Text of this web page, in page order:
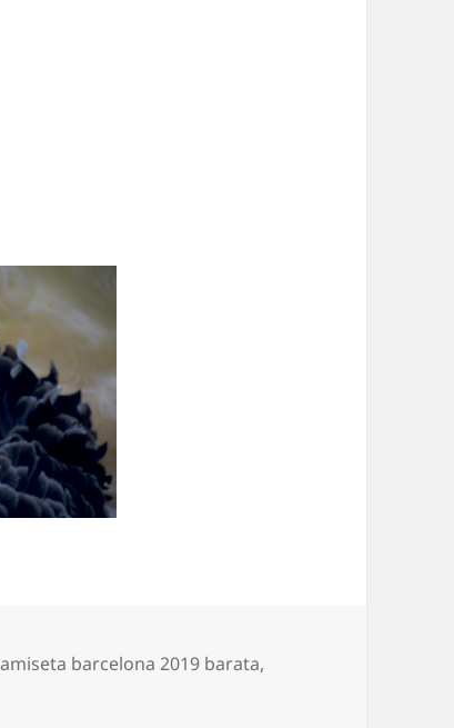
barcelona 2019 barata,